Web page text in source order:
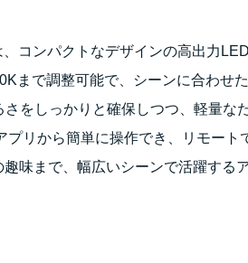
コンパクトなデザインの高出力LED
まで調整可能で、シーンに合わせ
をしっかりと確保しつつ、軽量な
プリから簡単に操作でき、リモート
味まで、幅広いシーンで活躍する